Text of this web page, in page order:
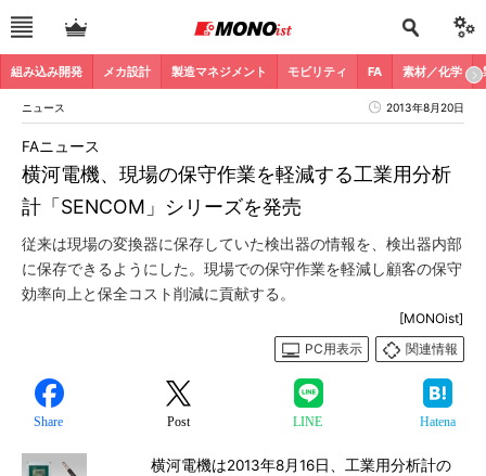
組み込み開発 メカ設計 製造マネジメント モビリティ FA 素材／化学
ニュース 2013年8月20日
横河電機、現場の保守作業を軽減する工業用分析
計「SENCOM」シリーズを発売
FAニュース
従来は現場の変換器に保存していた検出器の情報を、検出器内部
に保存できるようにした。現場での保守作業を軽減し顧客の保守
効率向上と保全コスト削減に貢献する。
[MONOist]
PC用表示
関連情報
Share Post LINE Hatena
横河電機は2013年8月16日、工業用分析計の